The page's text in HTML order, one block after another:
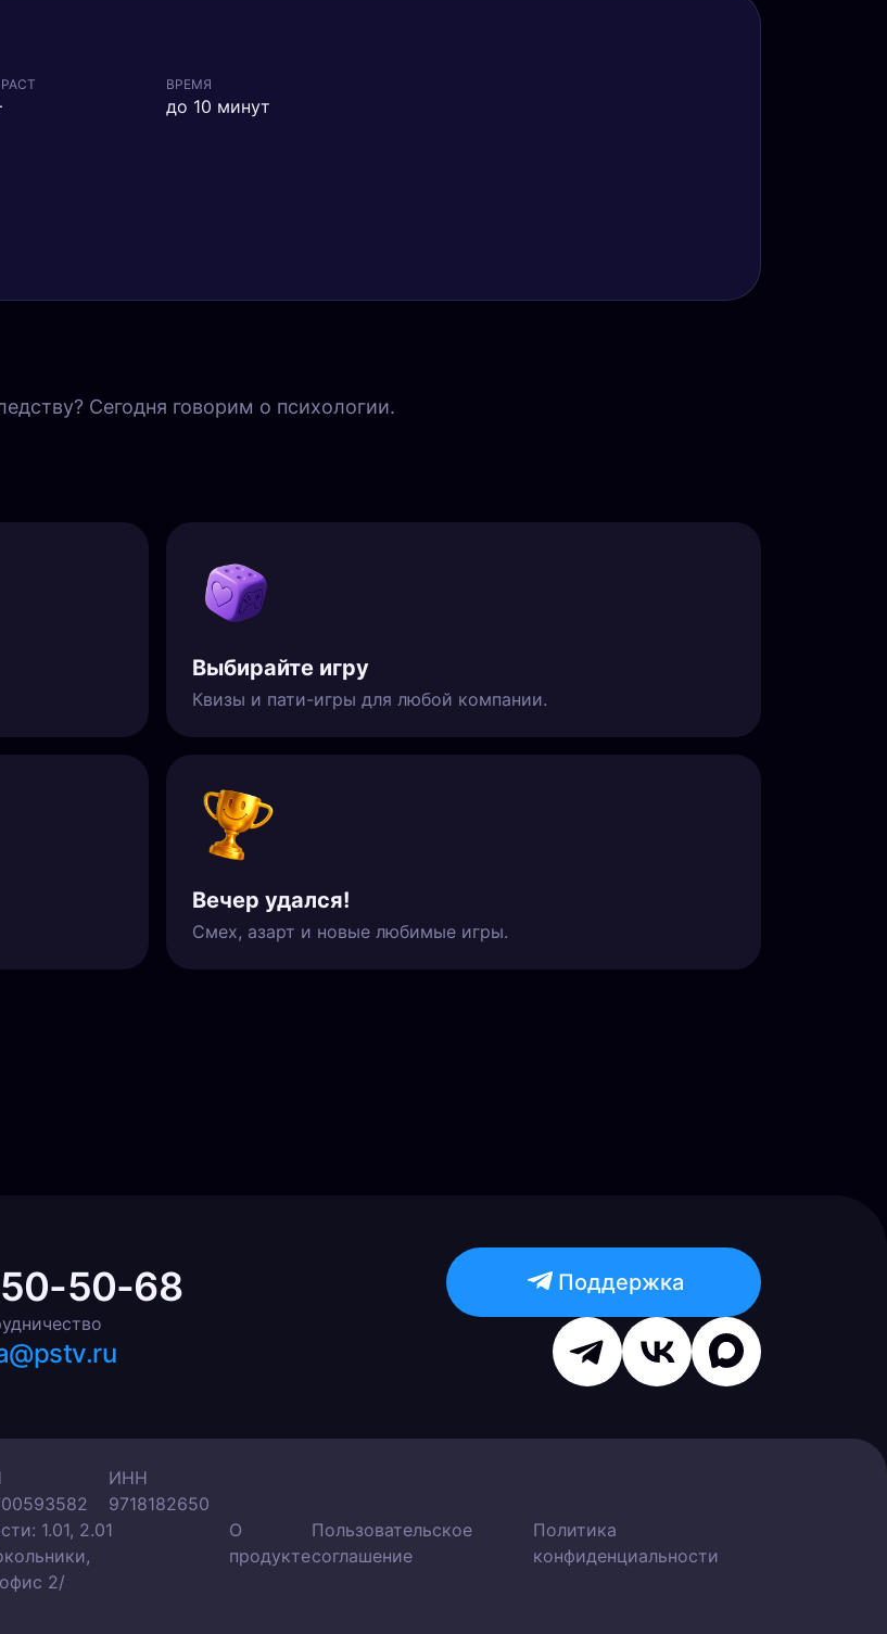
ВРЕМЯ
до 10 минут
Сегодня говорим о психологии.
Выбирайте игру
Квизы и пати-игры для любой компании.
Вечер удался!
Смех, азарт и новые любимые игры.
50-68 Поддержка
ИНН
9718182650
1.01, 2.01
2/
О
продукте
Пользовательское
соглашение
Политика
конфиденциальности